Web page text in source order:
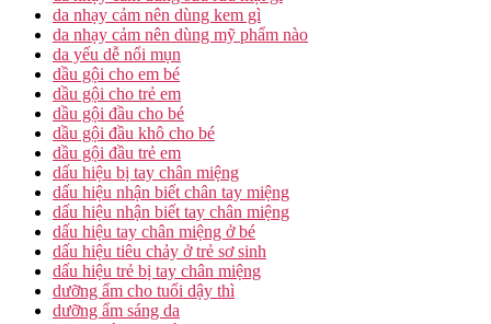
da nhạy cảm nên dùng kem gì
da nhạy cảm nên dùng mỹ phẩm nào
da yếu dễ nổi mụn
dầu gội cho em bé
dầu gội cho trẻ em
dầu gội đầu cho bé
dầu gội đầu khô cho bé
dầu gội đầu trẻ em
dấu hiệu bị tay chân miệng
dấu hiệu nhận biết chân tay miệng
dấu hiệu nhận biết tay chân miệng
dấu hiệu tay chân miệng ở bé
dấu hiệu tiêu chảy ở trẻ sơ sinh
dấu hiệu trẻ bị tay chân miệng
dưỡng ẩm cho tuổi dậy thì
dưỡng ẩm sáng da